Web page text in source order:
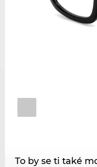
To by se ti také